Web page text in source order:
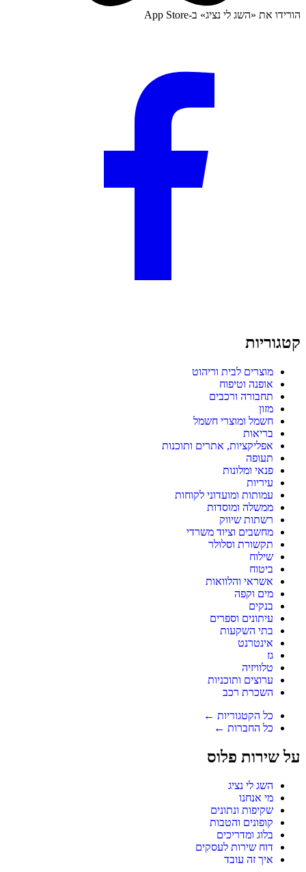
הורידו את «השג לי נציג» ב-App Store
קטגוריות
מוצרים לבית וריהוט
אופנה וטיפוח
תחבורה ורכבים
מזון
חשמל ומוצרי חשמל
בריאות
אפליקציות, אתרים ותוכנות
תעופה
פנאי ומלונות
עיריות
עמותות ומועדוני לקוחות
ממשלה ומוסדות
רשתות שיווק
מחשבים וציוד משרדי
תקשורת וסלולר
שילוח
ביטוח
אשראי והלוואות
מים וקפה
בנקים
עיתונים וספרים
בתי השקעות
אינטרנט
גז
טלוויזיה
ערוצים ותוכניות
השכרת רכב
כל הקטגוריות ←
כל החברות ←
על שירות פלוס
השג לי נציג
מי אנחנו
שקיפות ונתונים
קופונים והטבות
בלוג ומדריכים
דוח שירות לעסקים
איך זה עובד